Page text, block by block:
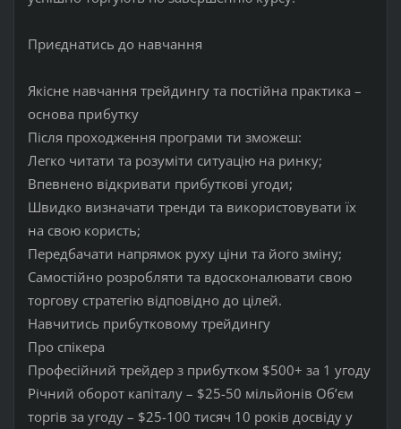
Приєднатись до навчання
Якісне навчання трейдингу та постійна практика –
основа прибутку
Після проходження програми ти зможеш:
Легко читати та розуміти ситуацію на ринку;
Впевнено відкривати прибуткові угоди;
Швидко визначати тренди та використовувати їх
на свою користь;
Передбачати напрямок руху ціни та його зміну;
Самостійно розробляти та вдосконалювати свою
торгову стратегію відповідно до цілей.
Навчитись прибутковому трейдингу
Про спікера
Професійний трейдер з прибутком $500+ за 1 угоду
Річний оборот капіталу – $25-50 мільйонів Об’єм
торгів за угоду – $25-100 тисяч 10 років досвіду у